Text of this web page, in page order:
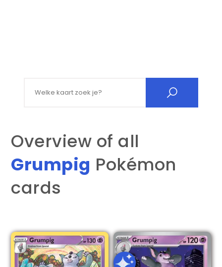
Overview of all
Grumpig Pokémon
cards